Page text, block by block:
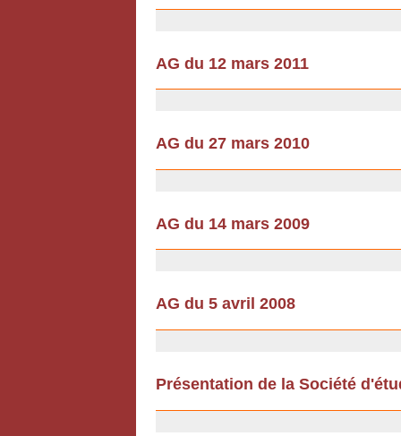
AG du 12 mars 2011
AG du 27 mars 2010
AG du 14 mars 2009
AG du 5 avril 2008
Présentation de la Société